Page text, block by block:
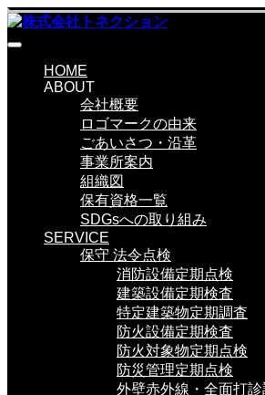
HOME
ABOUT
会社概要
ロゴマークの由来
ごあいさつ・沿革
事業所案内
組織図
保有資格一覧
SDGsへの取り組み
SERVICE
保守 法令点検
消防設備定期点検
建築設備定期検査
特定建築物定期調査
防火設備定期検査
防火対象物定期点検
防災管理定期点検
外壁赤外線・全面打診